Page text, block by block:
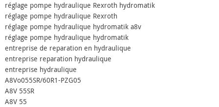
réglage pompe hydraulique Rexroth hydromatik
réglage pompe hydraulique Rexroth
réglage pompe hydraulique hydromatik a8v
réglage pompe hydraulique hydromatik
entreprise de reparation en hydraulique
entreprise reparation hydraulique
entreprise hydraulique
A8Vo055SR/60R1-PZG05
A8V 55SR
A8V 55